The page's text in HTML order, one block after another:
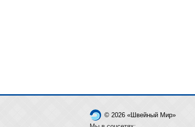
© 2026 «Швейный Мир»